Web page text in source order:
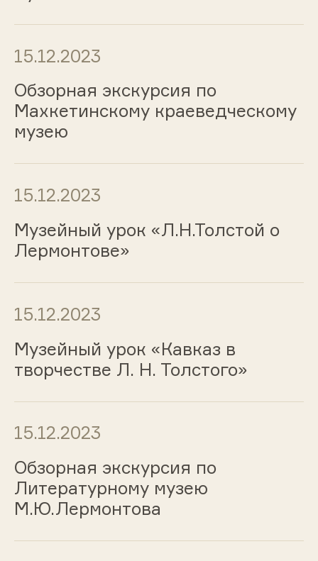
15.12.2023
Обзорная экскурсия по
Махкетинскому краеведческому
музею
15.12.2023
Музейный урок «Л.Н.Толстой о
Лермонтове»
15.12.2023
Музейный урок «Кавказ в
творчестве Л. Н. Толстого»
15.12.2023
Обзорная экскурсия по
Литературному музею
М.Ю.Лермонтова